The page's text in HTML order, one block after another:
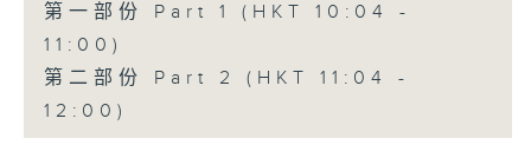
第一部份 Part 1 (HKT 10:04 -
11:00)
第二部份 Part 2 (HKT 11:04 -
12:00)